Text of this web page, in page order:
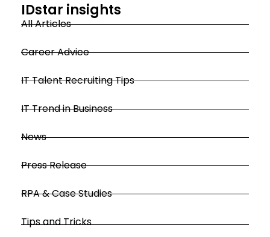
IDstar insights
All Articles
Career Advice
IT Talent Recruiting Tips
IT Trend in Business
News
Press Release
RPA & Case Studies
Tips and Tricks